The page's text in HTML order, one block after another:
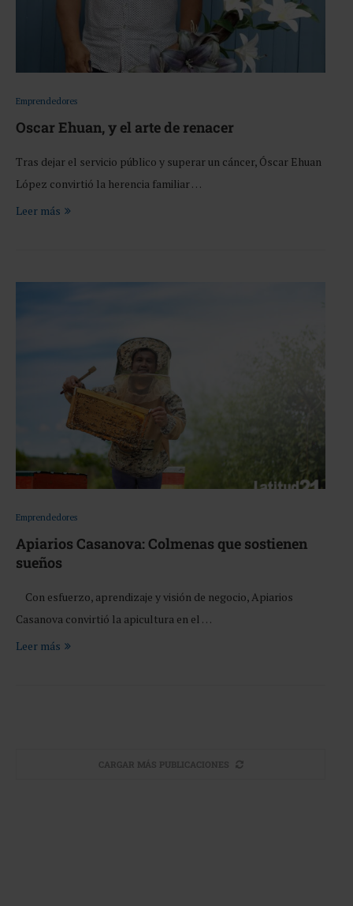
Emprendedores
Oscar Ehuan, y el arte de renacer
Tras dejar el servicio público y superar un cáncer, Óscar Ehuan
López convirtió la herencia familiar …
Leer más
Emprendedores
Apiarios Casanova: Colmenas que sostienen
sueños
Con esfuerzo, aprendizaje y visión de negocio, Apiarios
Casanova convirtió la apicultura en el …
Leer más
CARGAR MÁS PUBLICACIONES